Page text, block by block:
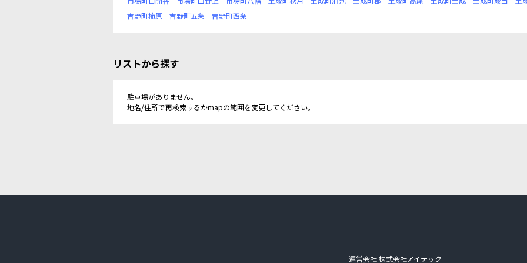
吉野町柿原
吉野町五条 吉野町西条
リストから探す
駐車場がありません。
地名/住所で再検索するかmapの範囲を変更してください。
運営会社 株式会社アイテック